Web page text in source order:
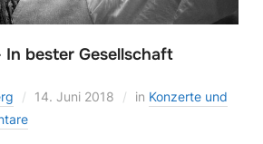
In bester Gesellschaft
14. Juni 2018 in Konzerte und